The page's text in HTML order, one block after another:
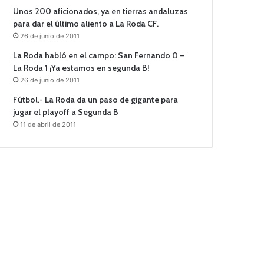
Unos 200 aficionados, ya en tierras andaluzas
para dar el último aliento a La Roda CF.
26 de junio de 2011
La Roda habló en el campo: San Fernando 0 –
La Roda 1 ¡Ya estamos en segunda B!
26 de junio de 2011
Fútbol.- La Roda da un paso de gigante para
jugar el playoff a Segunda B
11 de abril de 2011